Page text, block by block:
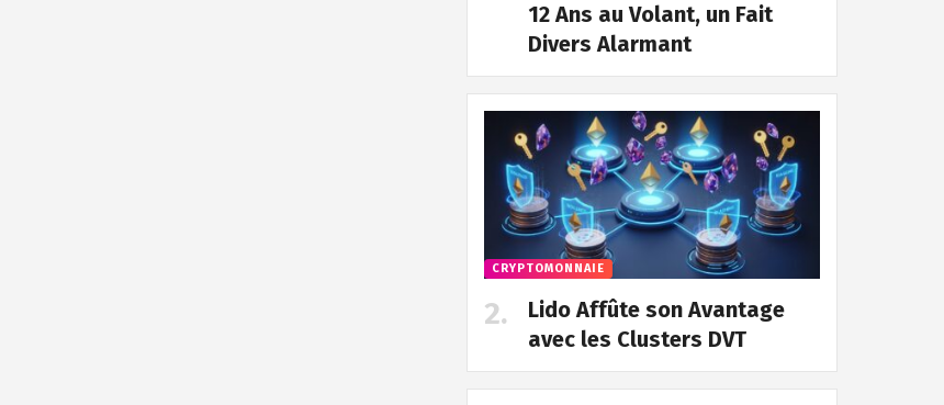
12 Ans au Volant, un Fait
Divers Alarmant
CRYPTOMONNAIE
Lido Affûte son Avantage
avec les Clusters DVT